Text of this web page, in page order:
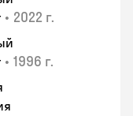
• 2022 г.
• 1996 г.